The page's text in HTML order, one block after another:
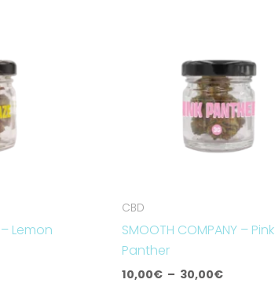
– Lemon
CBD
SMOOTH COMPANY – Pink
Panther
10,00€ – 30,00€